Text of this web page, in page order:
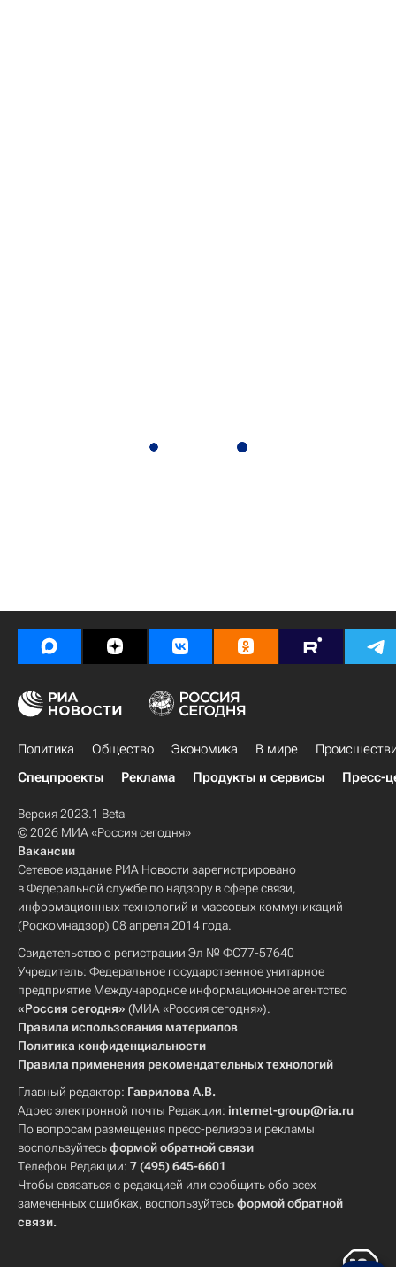
Политика Общество Экономика В мире
Спецпроекты
Реклама Продукты и сервисы Пресс-
Версия 2023.1 Beta
© 2026 МИА «Россия сегодня»
Вакансии
Сетевое издание РИА Новости зарегистрировано
в Федеральной службе по надзору в сфере связи,
информационных технологий и массовых коммуникаций
(Роскомнадзор) 08 апреля 2014 года.
Свидетельство о регистрации Эл № ФС77-57640
Учредитель: Федеральное государственное унитарное
предприятие Международное информационное агентство
«Россия сегодня» (МИА «Россия сегодня»).
Правила использования материалов
Политика конфиденциальности
Правила применения рекомендательных технологий
Главный редактор: Гаврилова А.В.
Адрес электронной почты Редакции: internet-group@ria.ru
По вопросам размещения пресс-релизов и рекламы
воспользуйтесьформой обратной связи
Телефон Редакции: 7 (495) 645-6601
Чтобы связаться с редакцией или сообщить обо всех
замеченных ошибках, воспользуйтесьформой обратной
связи.